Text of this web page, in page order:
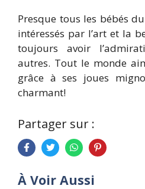
Presque tous les bébés
intéressés par l’art et la
toujours avoir
autres. Tout le monde
grâce à ses joues
charmant!
Partager sur :
À Voir Aussi